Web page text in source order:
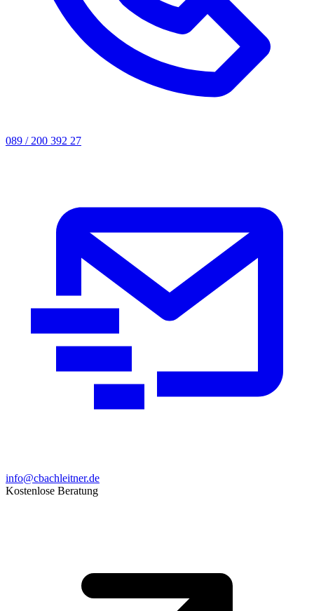
089 / 200 392 27
info@cbachleitner.de
Kostenlose Beratung